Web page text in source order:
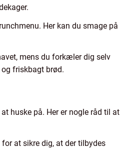
Her kan du smage på
mens du forkæler dig selv
friskbagt brød.
huske på. Her er nogle råd til at
at sikre dig, at der tilbydes